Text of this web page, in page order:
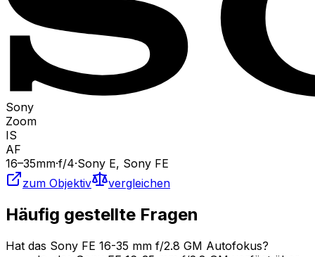
Sony
Zoom
IS
AF
16–35mm·f/4·Sony E, Sony FE
zum Objektiv
vergleichen
Häufig gestellte Fragen
Hat das Sony FE 16-35 mm f/2.8 GM Autofokus?